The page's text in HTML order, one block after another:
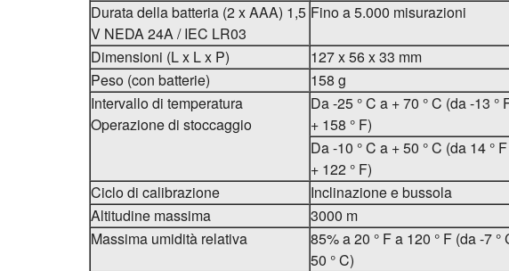
Durata della batteria (2 x AAA) 1,5
V NEDA 24A / IEC LR03
Fino a 5.000 misurazioni
Dimensioni (L x L x P)
127 x 56 x 33 mm
Peso (con batterie)
158 g
Intervallo di temperatura
Operazione di stoccaggio
Da -25 ° C a + 70 ° C (da -13 °
+ 158 ° F)
Da -10 ° C a + 50 ° C (da 14 °
+ 122 ° F)
Ciclo di calibrazione
Inclinazione e bussola
Altitudine massima
3000 m
Massima umidità relativa
85% a 20 ° F a 120 ° F (da -7 °
50 ° C)